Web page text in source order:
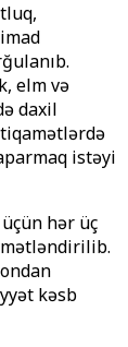
elm və
daxil
istəyi
hər üç
kəsb